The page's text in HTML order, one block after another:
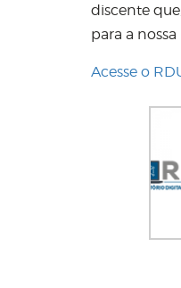
discente
para a
Acesse o